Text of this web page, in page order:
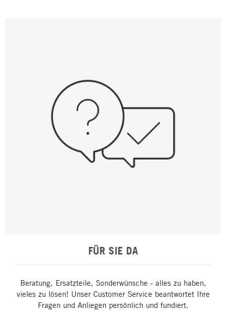
FÜR SIE DA
Beratung, Ersatzteile, Sonderwünsche - alles zu haben,
vieles zu lösen! Unser Customer Service beantwortet Ihre
Fragen und Anliegen persönlich und fundiert.